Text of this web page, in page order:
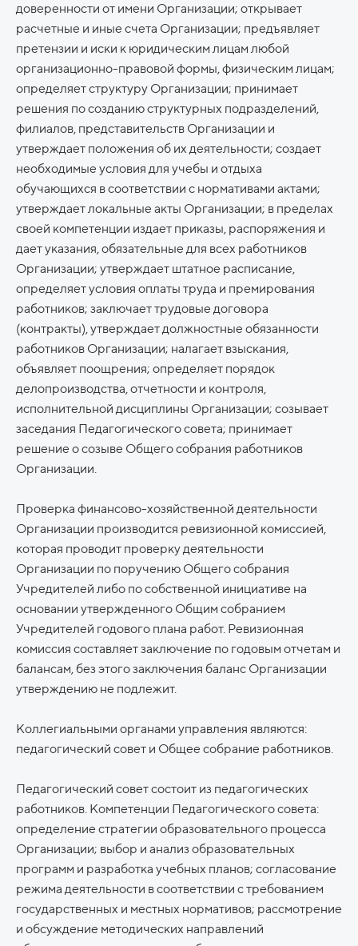
доверенности от имени Организации; открывает
расчетные и иные счета Организации; предъявляет
претензии и иски к юридическим лицам любой
организационно-правовой формы, физическим лицам;
определяет структуру Организации; принимает
решения по созданию структурных подразделений,
филиалов, представительств Организации и
утверждает положения об их деятельности; создает
необходимые условия для учебы и отдыха
обучающихся в соответствии с нормативами актами;
утверждает локальные акты Организации; в пределах
своей компетенции издает приказы, распоряжения и
дает указания, обязательные для всех работников
Организации; утверждает штатное расписание,
определяет условия оплаты труда и премирования
работников; заключает трудовые договора
(контракты), утверждает должностные обязанности
работников Организации; налагает взыскания,
объявляет поощрения; определяет порядок
делопроизводства, отчетности и контроля,
исполнительной дисциплины Организации; созывает
заседания Педагогического совета; принимает
решение о созыве Общего собрания работников
Организации.
Проверка финансово-хозяйственной деятельности
Организации производится ревизионной комиссией,
которая проводит проверку деятельности
Организации по поручению Общего собрания
Учредителей либо по собственной инициативе на
основании утвержденного Общим собранием
Учредителей годового плана работ. Ревизионная
комиссия составляет заключение по годовым отчетам и
балансам, без этого заключения баланс Организации
утверждению не подлежит.
Коллегиальными органами управления являются:
педагогический совет и Общее собрание работников.
Педагогический совет состоит из педагогических
работников. Компетенции Педагогического совета:
определение стратегии образовательного процесса
Организации; выбор и анализ образовательных
программ и разработка учебных планов; согласование
режима деятельности в соответствии с требованием
государственных и местных нормативов; рассмотрение
и обсуждение методических направлений